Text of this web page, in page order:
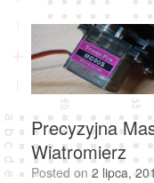
Precyzyjna
Wiatromierz
Posted on 2 lipca,